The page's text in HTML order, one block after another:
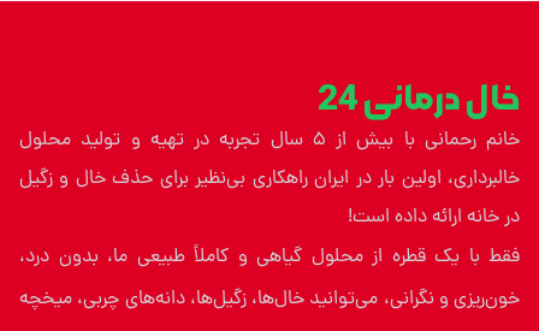
خال درمانی 24
خانم رحمانی با بیش از ۵ سال تجربه در تهیه و تولید محلول
خالبرداری، اولین بار در ایران راهکاری بی‌نظیر برای حذف خال و زگیل
در خانه ارائه داده است!
فقط با یک قطره از محلول گیاهی و کاملاً طبیعی ما، بدون درد،
خون‌ریزی و نگرانی، می‌توانید خال‌ها، زگیل‌ها، دانه‌های چربی، میخچه